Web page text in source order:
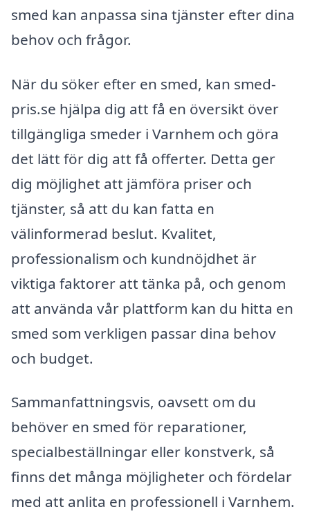
smed kan anpassa sina tjänster efter dina
behov och frågor.
När du söker efter en smed, kan smed-
pris.se hjälpa dig att få en översikt över
tillgängliga smeder i Varnhem och göra
det lätt för dig att få offerter. Detta ger
dig möjlighet att jämföra priser och
tjänster, så att du kan fatta en
välinformerad beslut. Kvalitet,
professionalism och kundnöjdhet är
viktiga faktorer att tänka på, och genom
att använda vår plattform kan du hitta en
smed som verkligen passar dina behov
och budget.
Sammanfattningsvis, oavsett om du
behöver en smed för reparationer,
specialbeställningar eller konstverk, så
finns det många möjligheter och fördelar
med att anlita en professionell i Varnhem.